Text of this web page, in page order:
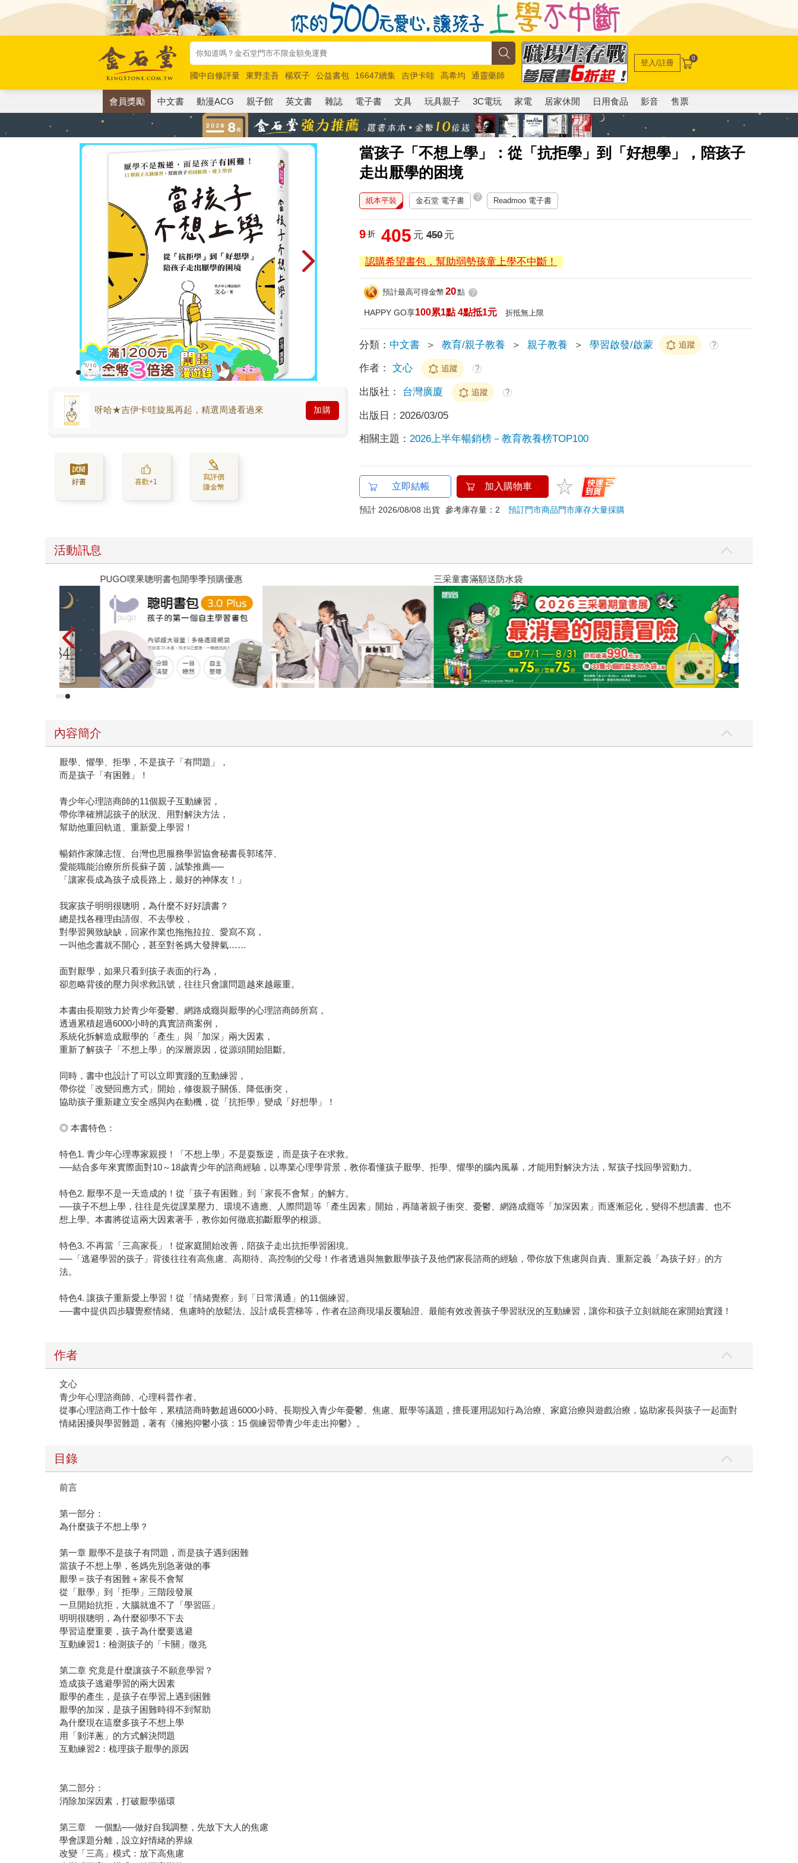
國中自修評量 東野圭吾 楊双子 公益書包 16647續集 吉伊卡哇 高希均
通靈藥師
唯紅花綻放
奧德賽 路邊攤新作 馬斯克 玩具總動員5 超慢跑
登入/註冊 0
會員獎勵 中文書 動漫ACG 親子館 英文書 雜誌 電子書 文具 玩具親子 3C電玩 家電 居家休閒 日用食品 影音 售票
當孩子「不想上學」：從「抗拒學」到「好想學」，陪孩子
走出厭學的困境
呀哈★吉伊卡哇旋風再起，精選周邊看過來 加購
好書 喜歡+1
寫評價
賺金幣
紙本平裝 金石堂 電子書 ? Readmoo 電子書
9 折 405 元 450元
認購希望書包，幫助弱勢孩童上學不中斷！
預計最高可得金幣 20點 ?
HAPPY GO享100累1點 4點抵1元 折抵無上限
分類： 中文書 ＞ 教育/親子教養 ＞ 親子教養 ＞ 學習啟發/啟蒙 追蹤 ?
作者： 文心 追蹤 ?
出版社： 台灣廣廈 追蹤 ?
出版日： 2026/03/05
相關主題： 2026上半年暢銷榜－教育教養榜TOP100
立即結帳 加入購物車
預計 2026/08/08 出貨 參考庫存量：2預訂門市商品門市庫存大量採購
活動訊息
PUGO噗果聰明書包開學季預購優惠 三采童書滿額送防水袋
內容簡介
厭學、懼學、拒學，不是孩子「有問題」，
而是孩子「有困難」！
青少年心理諮商師的11個親子互動練習，
帶你準確辨認孩子的狀況、用對解決方法，
幫助他重回軌道、重新愛上學習！
暢銷作家陳志恆、台灣也思服務學習協會秘書長郭瑤萍、
愛能職能治療所所長蘇子茵，誠摯推薦──
「讓家長成為孩子成長路上，最好的神隊友！」
我家孩子明明很聰明，為什麼不好好讀書？
總是找各種理由請假、不去學校，
對學習興致缺缺，回家作業也拖拖拉拉、愛寫不寫，
一叫他念書就不開心，甚至對爸媽大發脾氣……
面對厭學，如果只看到孩子表面的行為，
卻忽略背後的壓力與求救訊號，往往只會讓問題越來越嚴重。
本書由長期致力於青少年憂鬱、網路成癮與厭學的心理諮商師所寫，
透過累積超過6000小時的真實諮商案例，
系統化拆解造成厭學的「產生」與「加深」兩大因素，
重新了解孩子「不想上學」的深層原因，從源頭開始阻斷。
同時，書中也設計了可以立即實踐的互動練習，
帶你從「改變回應方式」開始，修復親子關係、降低衝突，
協助孩子重新建立安全感與內在動機，從「抗拒學」變成「好想學」！
◎ 本書特色：
特色1. 青少年心理專家親授！「不想上學」不是耍叛逆，而是孩子在求救。
──結合多年來實際面對10～18歲青少年的諮商經驗，以專業心理學背景，教你看懂孩子厭學、拒學、懼學的腦內風暴，才能用對解決方法，幫孩子找回學習動力。
特色2. 厭學不是一天造成的！從「孩子有困難」到「家長不會幫」的解方。
──孩子不想上學，往往是先從課業壓力、環境不適應、人際問題等「產生因素」開始，再隨著親子衝突、憂鬱、網路成癮等「加深因素」而逐漸惡化，變得不想讀書、也不
想上學。本書將從這兩大因素著手，教你如何徹底掐斷厭學的根源。
特色3. 不再當「三高家長」！從家庭開始改善，陪孩子走出抗拒學習困境。
──「逃避學習的孩子」背後往往有高焦慮、高期待、高控制的父母！作者透過與無數厭學孩子及他們家長諮商的經驗，帶你放下焦慮與自責、重新定義「為孩子好」的方
法。
特色4. 讓孩子重新愛上學習！從「情緒覺察」到「日常溝通」的11個練習。
──書中提供四步驟覺察情緒、焦慮時的放鬆法、設計成長雲梯等，作者在諮商現場反覆驗證、最能有效改善孩子學習狀況的互動練習，讓你和孩子立刻就能在家開始實踐！
作者
文心
青少年心理諮商師、心理科普作者。
從事心理諮商工作十餘年，累積諮商時數超過6000小時。長期投入青少年憂鬱、焦慮、厭學等議題，擅長運用認知行為治療、家庭治療與遊戲治療，協助家長與孩子一起面對
情緒困擾與學習難題，著有《擁抱抑鬱小孩：15 個練習帶青少年走出抑鬱》。
目錄
前言
第一部分：
為什麼孩子不想上學？
第一章 厭學不是孩子有問題，而是孩子遇到困難
當孩子不想上學，爸媽先別急著做的事
厭學＝孩子有困難＋家長不會幫
從「厭學」到「拒學」三階段發展
一旦開始抗拒，大腦就進不了「學習區」
明明很聰明，為什麼卻學不下去
學習這麼重要，孩子為什麼要逃避
互動練習1：檢測孩子的「卡關」徵兆
第二章 究竟是什麼讓孩子不願意學習？
造成孩子逃避學習的兩大因素
厭學的產生，是孩子在學習上遇到困難
厭學的加深，是孩子困難時得不到幫助
為什麼現在這麼多孩子不想上學
用「剝洋蔥」的方式解決問題
互動練習2：梳理孩子厭學的原因
第二部分：
消除加深因素，打破厭學循環
第三章 一個點──做好自我調整，先放下大人的焦慮
學會課題分離，設立好情緒的界線
改變「三高」模式：放下高焦慮